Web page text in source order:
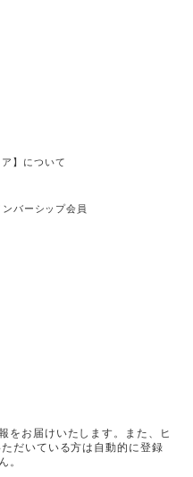
】について
バーシップ会員
をお届けいたします。また、ヒ
だいている方は自動的に登録
。